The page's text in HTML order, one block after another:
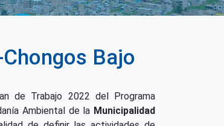
Bajo
de Trabajo 2022 del Programa
Ambiental de la Municipalidad